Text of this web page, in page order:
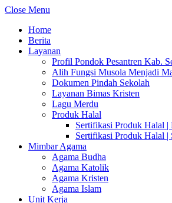
Close Menu
Home
Berita
Layanan
Profil Pondok Pesantren Kab.
Alih Fungsi Musola Menjadi
Dokumen Pindah Sekolah
Layanan Bimas Kristen
Lagu Merdu
Produk Halal
Sertifikasi Produk Halal |
Sertifikasi Produk Halal |
Mimbar Agama
Agama Budha
Agama Katolik
Agama Kristen
Agama Islam
Unit Kerja